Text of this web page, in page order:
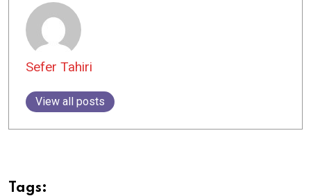
Sefer Tahiri
View all posts
Tags: